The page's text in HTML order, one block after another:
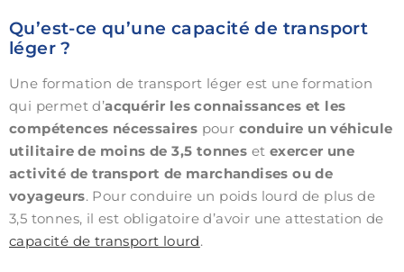
Qu’est-ce qu’une capacité de transport
léger ?
Une formation de transport léger est une formation
qui permet d’acquérir les connaissances et les
compétences nécessaires pour conduire un véhicule
utilitaire de moins de 3,5 tonnes et exercer une
activité de transport de marchandises ou de
voyageurs. Pour conduire un poids lourd de plus de
3,5 tonnes, il est obligatoire d’avoir une attestation de
capacité de transport lourd.